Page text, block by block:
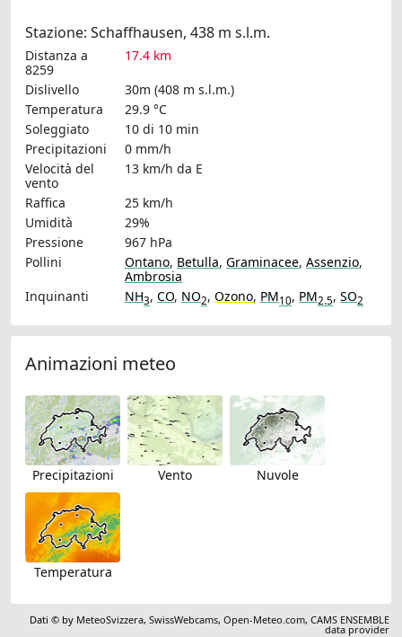
Stazione: Schaffhausen, 438 m s.l.m.
Distanza a
8259
17.4 km
Dislivello
30m (408 m s.l.m.)
Temperatura
29.9 °C
Soleggiato
10 di 10 min
Precipitazioni
0 mm/h
Velocità del
vento
13 km/h da E
Raffica
25 km/h
Umidità
29%
Pressione
967 hPa
Pollini
Ontano, Betulla, Graminacee, Assenzio,
Ambrosia
Inquinanti
NH3, CO, NO2, Ozono, PM10, PM2.5, SO2
Animazioni meteo
Precipitazioni Vento Nuvole
Temperatura
Dati © by MeteoSvizzera,SwissWebcams,Open-Meteo.com,CAMS ENSEMBLE
data provider